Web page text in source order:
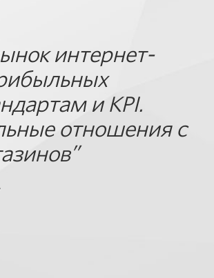
интернет-
и KPI.
отношения с